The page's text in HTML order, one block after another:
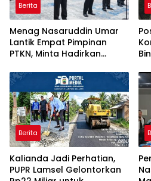
Berita
Menag Nasaruddin Umar
Lantik Empat Pimpinan
PTKN, Minta Hadirkan
Pertama
Berita
Kalianda Jadi Perhatian,
PUPR Lamsel Gelontorkan